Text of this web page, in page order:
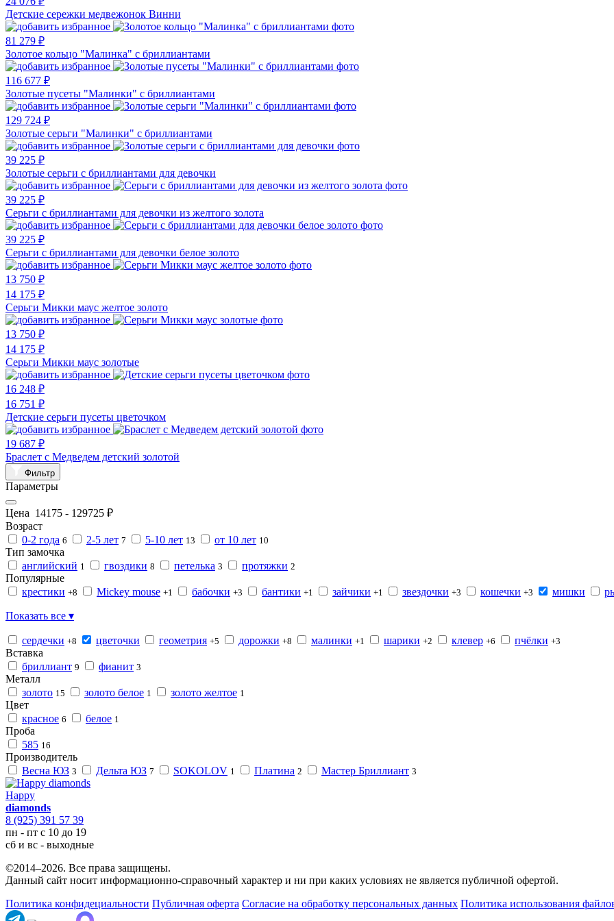
Детские сережки медвежонок Винни
81 279 ₽
Золотое кольцо "Малинка" с бриллиантами
116 677 ₽
Золотые пусеты "Малинки" с бриллиантами
129 724 ₽
Золотые серьги "Малинки" с бриллиантами
39 225 ₽
Золотые серьги с бриллиантами для девочки
39 225 ₽
Серьги с бриллиантами для девочки из желтого золота
39 225 ₽
Серьги с бриллиантами для девочки белое золото
13 750 ₽
14 175 ₽
Серьги Микки маус желтое золото
13 750 ₽
14 175 ₽
Серьги Микки маус золотые
16 248 ₽
16 751 ₽
Детские серьги пусеты цветочком
19 687 ₽
Браслет с Медведем детский золотой
Фильтр
Параметры
Цена 14175 - 129725 ₽
Возраст
0-2 года 6 2-5 лет 7 5-10 лет 13 от 10 лет 10
Тип замочка
английский 1 гвоздики 8 петелька 3 протяжки 2
Популярные
крестики +8 Mickey mouse +1 бабочки +3 бантики +1 зайчики +1 звездочки +3 кошечки +3 мишки
Показать все ▾
сердечки +8 цветочки геометрия +5 дорожки +8 малинки +1 шарики +2 клевер +6 пчёлки +3
Вставка
бриллиант 9 фианит 3
Металл
золото 15 золото белое 1 золото желтое 1
Цвет
красное 6 белое 1
Проба
585 16
Производитель
Весна ЮЗ 3 Дельта ЮЗ 7 SOKOLOV 1 Платина 2 Мастер Бриллиант 3
Happy
diamonds
8 (925) 391 57 39
пн - пт с 10 до 19
сб и вс - выходные
©2014–2026. Все права защищены.
Данный сайт носит информационно-справочный характер и ни при каких условиях не является публичной офертой.
Политика конфидециальности Публичная оферта Согласие на обработку персональных данных Политика использования